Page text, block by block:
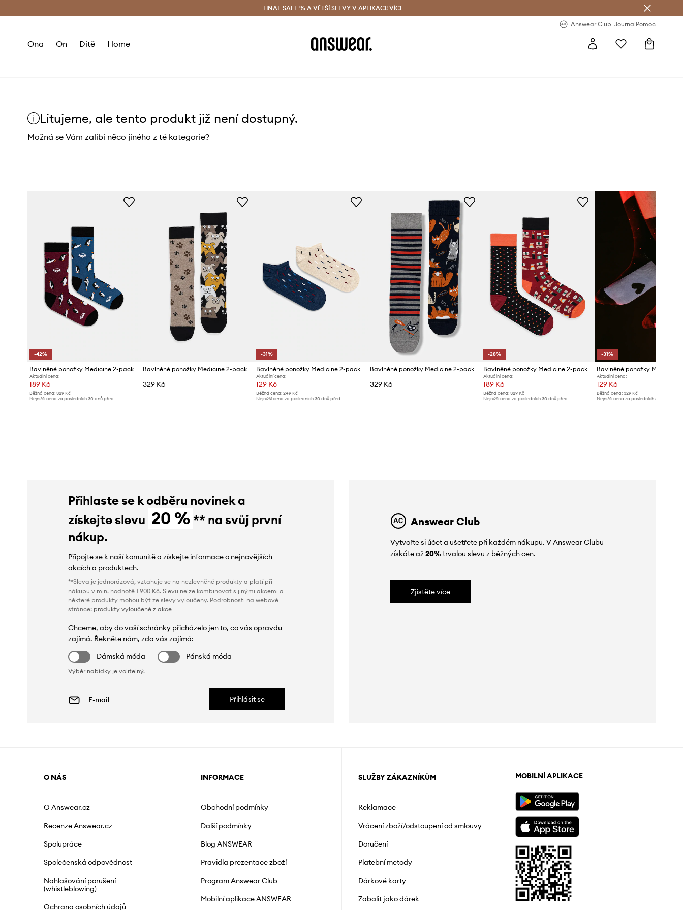
Doručení a vrácení zdarma (od 1800 Kč) Doručení i do 24 h
FINAL SALE % A VĚTŠÍ SLEVY V APLIKACI! VÍCE
Answear Club JournalPomoc
Ona On Dítě Home
Litujeme, ale tento produkt již není dostupný.
Možná se Vám zalíbí něco jiného z té kategorie?
-42%
Bavlněné ponožky Medicine 2-pack
Aktuální cena:
189 Kč
Běžná cena: 329 Kč
Nejnižší cena za posledních 30 dnů před
Bavlněné ponožky Medicine 2-pack
329 Kč
-31%
Bavlněné ponožky Medicine 2-pack
Aktuální cena:
129 Kč
Běžná cena: 249 Kč
Nejnižší cena za posledních 30 dnů před
Bavlněné ponožky Medicine 2-pack
329 Kč
-28%
Bavlněné ponožky Medicine 2-pack
Aktuální cena:
189 Kč
Běžná cena:329 Kč
Nejnižší cena za posledních 30 dnů před
-31%
Bavlněné ponožky Medicine
Aktuální cena:
129 Kč
Běžná cena: 329 Kč
Nejnižší cena za posledních 30 dnů před
Přihlaste se k odběru novinek a
získejte slevu 20 % ** na svůj první
nákup.
Připojte se k naší komunitě a získejte informace o nejnovějších
akcích a produktech.
**Sleva je jednorázová, vztahuje se na nezlevněné produkty a platí při
nákupu v min. hodnotě 1 900 Kč. Slevu nelze kombinovat s jinými akcemi a
některé produkty mohou být ze slevy vyloučeny. Podrobnosti na webové
stránce: produkty vyloučené z akce
Chceme, aby do vaší schránky přicházelo jen to, co vás opravdu
zajímá. Řekněte nám, zda vás zajímá:
Dámská móda
Pánská móda
Výběr nabídky je volitelný.
Přihlásit se
Answear Club
Vytvořte si účet a ušetřete při každém nákupu. V Answear Clubu
získáte až20%trvalou slevu z běžných cen.
Zjistěte více
O NÁS
O Answear.cz
Recenze Answear.cz
Spolupráce
Společenská odpovědnost
Nahlašování porušení
(whistleblowing)
Ochrana osobních údajů
INFORMACE
Obchodní podmínky
Další podmínky
Blog ANSWEAR
Pravidla prezentace zboží
Program Answear Club
Mobilní aplikace ANSWEAR
SLUŽBY ZÁKAZNÍKŮM
Reklamace
Vrácení zboží/odstoupení od smlouvy
Doručení
Platební metody
Dárkové karty
Zabalit jako dárek
MOBILNÍ APLIKACE